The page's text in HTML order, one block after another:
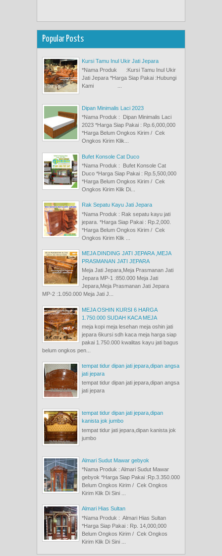
Popular Posts
Kursi Tamu Inul Ukir Jati Jepara
*Nama Produk :Kursi Tamu Inul Ukir
Jati Jepara *Harga Siap Pakai :Hubungi
Kami ...
Dipan Minimalis Laci 2023
*Nama Produk : Dipan Minimalis Laci
2023 *Harga Siap Pakai : Rp.6,000,000
*Harga Belum Ongkos Kirim / Cek
Ongkos Kirim Klik...
Bufet Konsole Cat Duco
*Nama Produk : Bufet Konsole Cat
Duco *Harga Siap Pakai : Rp.5,500,000
*Harga Belum Ongkos Kirim / Cek
Ongkos Kirim Klik Di...
Rak Sepatu Kayu Jati Jepara
*Nama Produk : Rak sepatu kayu jati
jepara. *Harga Siap Pakai : Rp.2,000.
*Harga Belum Ongkos Kirim / Cek
Ongkos Kirim Klik ...
MEJA DINDING JATI JEPARA ,MEJA
PRASMANAN JATI JEPARA
Meja Jati Jepara,Meja Prasmanan Jati
Jepara MP-1 :850.000 Meja Jati
Jepara,Meja Prasmanan Jati Jepara
MP-2 :1.050.000 Meja Jati J...
MEJA OSHIN KURSI 6 HARGA
1.750.000 SUDAH KACA MEJA
meja kopi meja lesehan meja oshin jati
jepara 6kursi sdh kaca meja harga siap
pakai 1.750.000 kwalitas kayu jati bagus
belum ongkos pen...
tempat tidur dipan jati jepara,dipan angsa
jati jepara
tempat tidur dipan jati jepara,dipan angsa
jati jepara
tempat tidur dipan jati jepara,dipan
kanista jok jumbo
tempat tidur jati jepara,dipan kanista jok
jumbo
Almari Sudut Mawar gebyok
*Nama Produk : Almari Sudut Mawar
gebyok *Harga Siap Pakai :Rp.3.350.000
Belum Ongkos Kirim / Cek Ongkos
Kirim Klik Di Sini ...
Almari Hias Sultan
*Nama Produk : Almari Hias Sultan
*Harga Siap Pakai : Rp. 14,000,000
Belum Ongkos Kirim / Cek Ongkos
Kirim Klik Di Sini ...